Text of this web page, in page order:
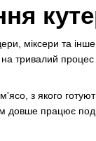
міксери та
тривалий
з якого
довше працює